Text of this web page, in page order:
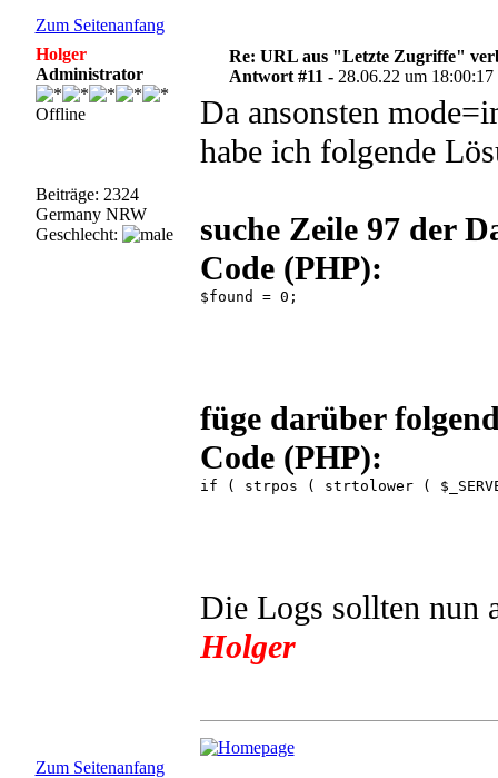
Zum Seitenanfang
Holger
Administrator
Offline
Beiträge: 2324
Germany NRW
Geschlecht:
Re: URL aus "Letzte Zugriffe"
Antwort #11 - 28.06.22 um 18:00:17
Da ansonsten
habe ich folgende
suche Zeile 97 der
Code (PHP):
$found = 0;
füge darüber
Code (PHP):
if ( strpos ( strtolower (
Die Logs sollten nun
Holger
Zum Seitenanfang